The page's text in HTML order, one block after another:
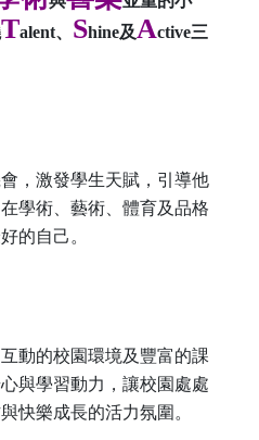
Talent、 Shine及Active三
，激發學生天賦，引導他
學術、藝術、體育及品格
的自己。
動的校園環境及豐富的課
與學習動力，讓校園處處
快樂成長的活力氛圍。